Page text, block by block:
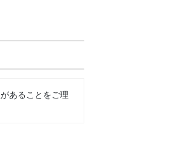
あることをご理